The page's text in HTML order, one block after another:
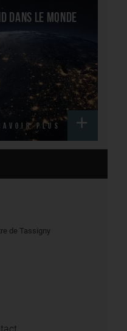
dans le monde
PLUS
de Tassigny